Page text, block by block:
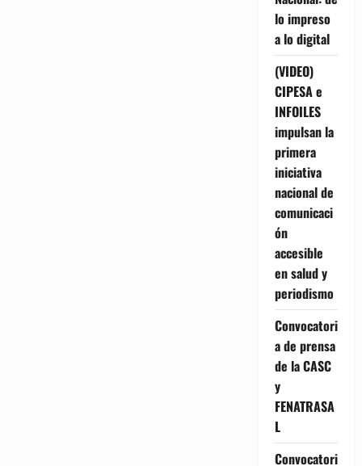
lo impreso
a lo digital
(VIDEO)
CIPESA e
INFOILES
impulsan la
primera
iniciativa
nacional de
comunicaci
ón
accesible
en salud y
periodismo
Convocatori
a de prensa
de la CASC
y
FENATRASA
L
Convocatori